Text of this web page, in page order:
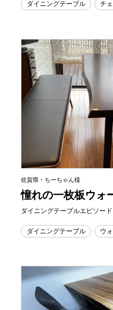
ダイニングテーブル チ
佐賀県・ちーちゃん様
憧れの一枚板ウォ
ダイニングテーブルエピソー
ダイニングテーブル ウ